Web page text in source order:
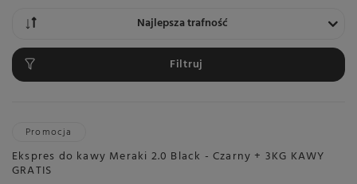
Zmień sortowanie
Najlepsza trafność
Filtruj
Promocja
Ekspres do kawy Meraki 2.0 Black - Czarny + 3KG KAWY
GRATIS